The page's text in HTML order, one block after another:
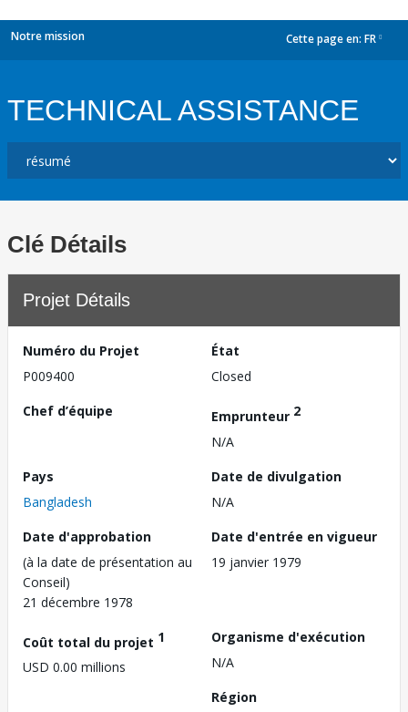
Notre mission Cette page en: FR
TECHNICAL ASSISTANCE
Clé Détails
Projet Détails
Numéro du Projet
P009400
État
Closed
Chef d’équipe
Emprunteur 2
N/A
Pays
Bangladesh
Date de divulgation
N/A
Date d'approbation
(à la date de présentation au
Conseil)
21 décembre 1978
Date d'entrée en vigueur
19 janvier 1979
Coût total du projet 1
USD 0.00 millions
Organisme d'exécution
N/A
Région